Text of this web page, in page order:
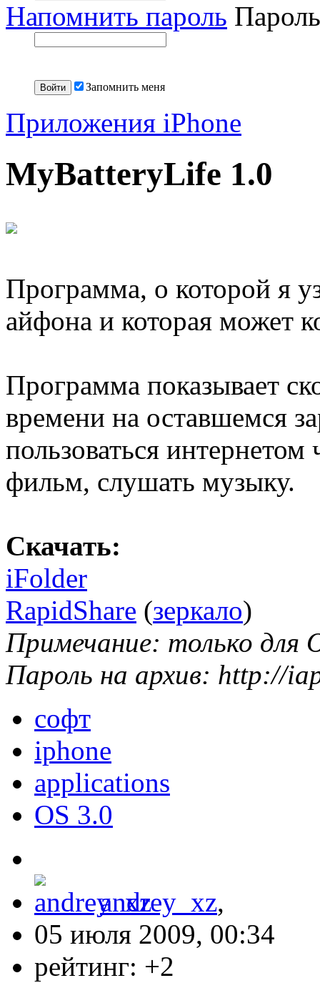
Напомнить пароль
Запомнить меня
Приложения iPhone
MyBatteryLife 1.0
Программа, о которой я
айфона и которая может
Программа показывает
времени на оставшемся
пользоваться
фильм, слушать музыку.
Скачать:
iFolder
RapidShare (зеркало)
Примечание: только для
Пароль на архив: http://
софт
iphone
applications
OS 3.0
andrey_xz,
05 июля 2009, 00:34
рейтинг: +2